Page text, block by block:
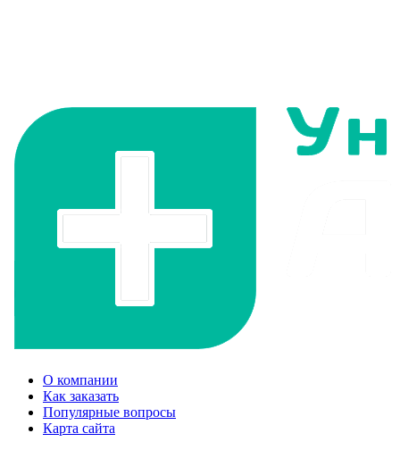
О компании
Как заказать
Популярные вопросы
Карта сайта